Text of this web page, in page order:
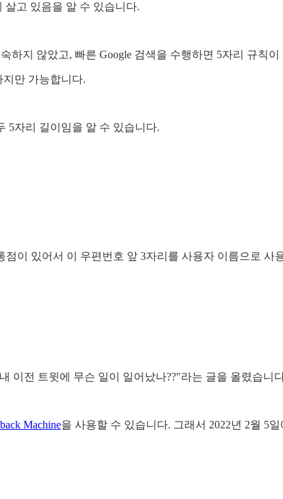
살고 있음을 알 수 있습니다.
하지 않았고, 빠른 Google 검색을 수행하면 5자리 규칙
만 가능합니다.
5자리 길이임을 알 수 있습니다.
점이 있어서 이 우편번호 앞 3자리를 사용자 이름으로 사
이전 트윗에 무슨 일이 일어났나??"라는 글을 올렸습니
Machine을 사용할 수 있습니다. 그래서 2022년 2월 5